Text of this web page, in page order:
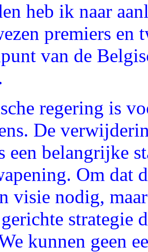
heb ik naar
premiers en
van de
regering is
De
een belangrijke
Om dat
visie nodig,
strategie
kunnen geen